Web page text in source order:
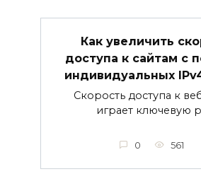
Как увеличить
доступа к сайтам с
индивидуальных
Скорость доступа к
играет ключевую
0 561